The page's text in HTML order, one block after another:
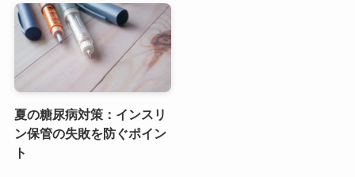
夏の糖尿病対策：インスリ
ン保管の失敗を防ぐポイン
ト